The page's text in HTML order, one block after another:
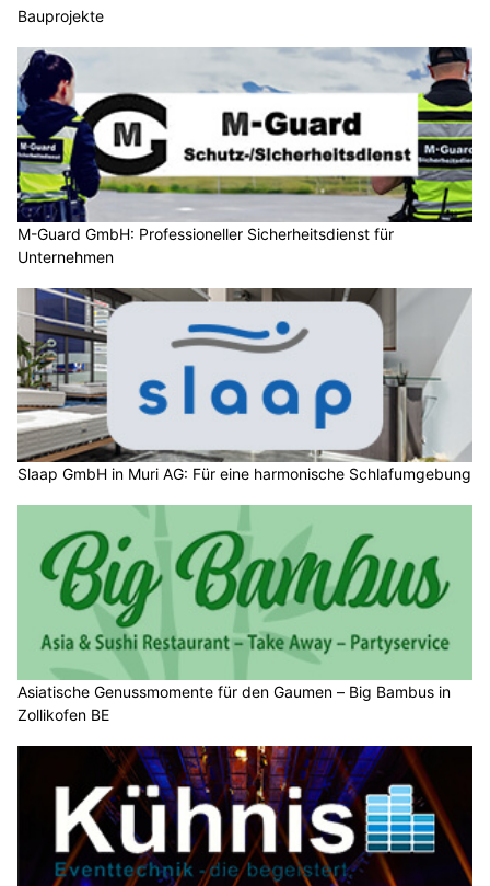
Bauprojekte
M-Guard GmbH: Professioneller Sicherheitsdienst für
Unternehmen
Slaap GmbH in Muri AG: Für eine harmonische Schlafumgebung
Asiatische Genussmomente für den Gaumen – Big Bambus in
Zollikofen BE